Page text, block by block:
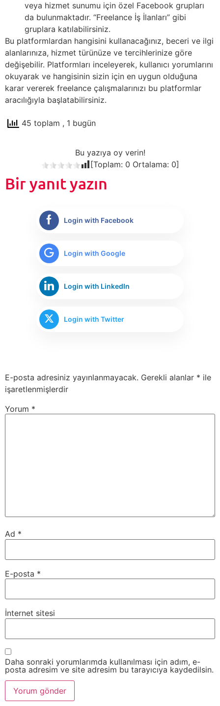
veya hizmet sunumu için özel Facebook grupları
da bulunmaktadır. “Freelance İş İlanları” gibi
gruplara katılabilirsiniz.
Bu platformlardan hangisini kullanacağınız, beceri ve ilgi
alanlarınıza, hizmet türünüze ve tercihlerinize göre
değişebilir. Platformları inceleyerek, kullanıcı yorumlarını
okuyarak ve hangisinin sizin için en uygun olduğuna
karar vererek freelance çalışmalarınızı bu platformlar
aracılığıyla başlatabilirsiniz.
45 toplam , 1 bugün
Bu yazıya oy verin!
[Toplam: 0 Ortalama: 0]
Bir yanıt yazın
Login with Facebook
Login with Google
Login with LinkedIn
Login with Twitter
E-posta adresiniz yayınlanmayacak. Gerekli alanlar * ile
işaretlenmişlerdir
Yorum *
Ad *
E-posta *
İnternet sitesi
Daha sonraki yorumlarımda kullanılması için adım, e-
posta adresim ve site adresim bu tarayıcıya kaydedilsin.